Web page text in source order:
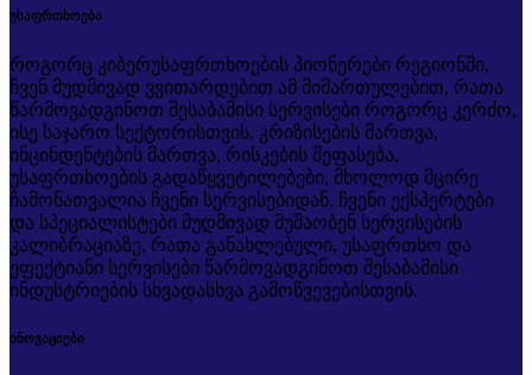
უსაფრთხოება
როგორც კიბერუსაფრთხოების პიონერები რეგიონში,
ჩვენ მუდმივად ვვითარდებით ამ მიმართულებით, რათა
წარმოვადგინოთ შესაბამისი სერვისები როგორც კერძო,
ისე საჯარო სექტორისთვის. კრიზისების მართვა,
ინცინდენტების მართვა, რისკების შეფასება,
უსაფრთხოების გადაწყვეტილებები, მხოლოდ მცირე
ჩამონათვალია ჩვენი სერვისებიდან. ჩვენი ექსპერტები
და სპეციალისტები მუდმივად მუშაობენ სერვისების
კალიბრაციაზე, რათა განახლებული, უსაფრთხო და
ეფექტიანი სერვისები წარმოვადგინოთ შესაბამისი
ინდუსტრიების სხვადასხვა გამოწვევებისთვის.
ინოვაციები